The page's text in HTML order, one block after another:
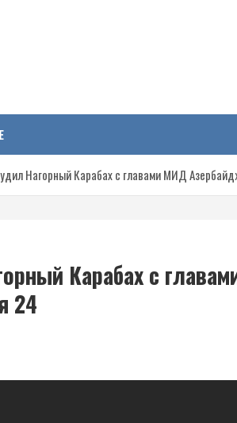
на
в Новороссии,
Нагорный Карабах с главами МИД
Карабах с
24